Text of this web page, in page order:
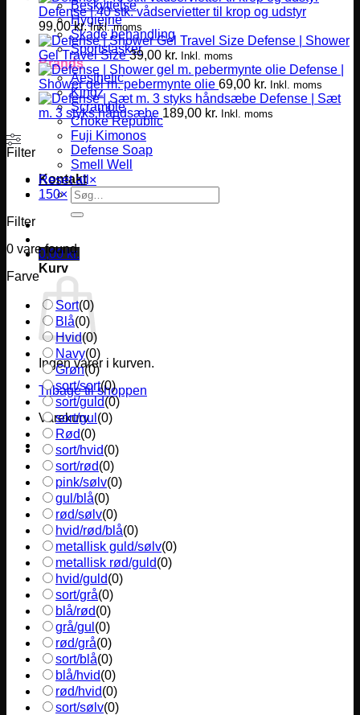
Beskyttelse
Hygiejne
Skade behandling
Sportstasker
Brands
Aesthetic
Kingz
Scramble
Choke Republic
Fuji Kimonos
Defense Soap
Smell Well
Kontakt
Søg
efter:
0,00 kr.
Kurv
Ingen varer i kurven.
Tilbage til shoppen
Varekurv
Defense | 40 stk. vådservietter til krop og udstyr
99,00kr. Inkl. moms
Defense | Shower
Gel Travel Size 39,00 kr. Inkl. moms
Defense |
Shower gel m. pebermynte olie 69,00 kr. Inkl. moms
Defense | Sæt
m. 3 styks håndsæbe 189,00 kr. Inkl. moms
Filter
Reset all ×
150×
Filter
0 vare found
Farve
Sort(0)
Blå(0)
Hvid(0)
Navy(0)
Grøn(0)
sort/sort(0)
sort/guld(0)
sort/gul (0)
Rød(0)
sort/hvid(0)
sort/rød(0)
pink/sølv(0)
gul/blå(0)
rød/sølv(0)
hvid/rød/blå(0)
metallisk guld/sølv(0)
metallisk rød/guld(0)
hvid/guld(0)
sort/grå(0)
blå/rød(0)
grå/gul (0)
rød/grå(0)
sort/blå(0)
blå/hvid(0)
rød/hvid(0)
sort/sølv(0)